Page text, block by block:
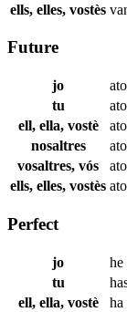
ells, elles, vostès
Future
jo
tu
ell, ella, vostè
nosaltres
vosaltres, vós
ells, elles, vostès
Perfect
jo he
tu
ell, ella, vostè
ha